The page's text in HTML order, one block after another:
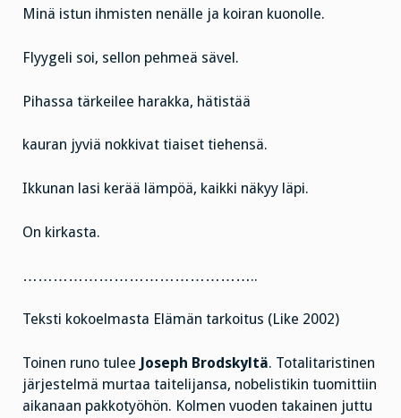
Minä istun ihmisten nenälle ja koiran kuonolle.
Flyygeli soi, sellon pehmeä sävel.
Pihassa tärkeilee harakka, hätistää
kauran jyviä nokkivat tiaiset tiehensä.
Ikkunan lasi kerää lämpöä, kaikki näkyy läpi.
On kirkasta.
………………………………………..
Teksti kokoelmasta Elämän tarkoitus (Like 2002)
Toinen runo tulee Joseph Brodskyltä. Totalitaristinen
järjestelmä murtaa taitelijansa, nobelistikin tuomittiin
aikanaan pakkotyöhön. Kolmen vuoden takainen juttu